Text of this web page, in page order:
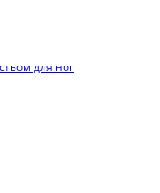
для ног